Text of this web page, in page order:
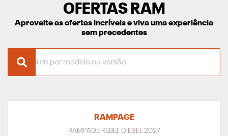
OFERTAS RAM
Aproveite as ofertas incríveis e viva uma experiência
sem precedentes
RAMPAGE
RAMPAGE REBEL DIESEL 2027